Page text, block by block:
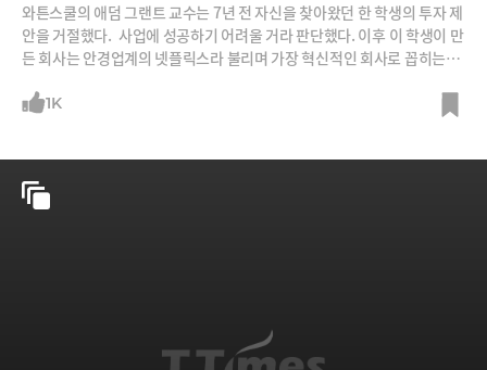
와튼스쿨의 애덤 그랜트 교수는 7년 전 자신을 찾아왔던 한 학생의 투자 제
안을 거절했다. 사업에 성공하기 어려울 거라 판단했다. 이후 이 학생이 만
든 회사는 안경업계의 넷플릭스라 불리며 가장 혁신적인 회사로 꼽히는
연구를 시작했다.
1K